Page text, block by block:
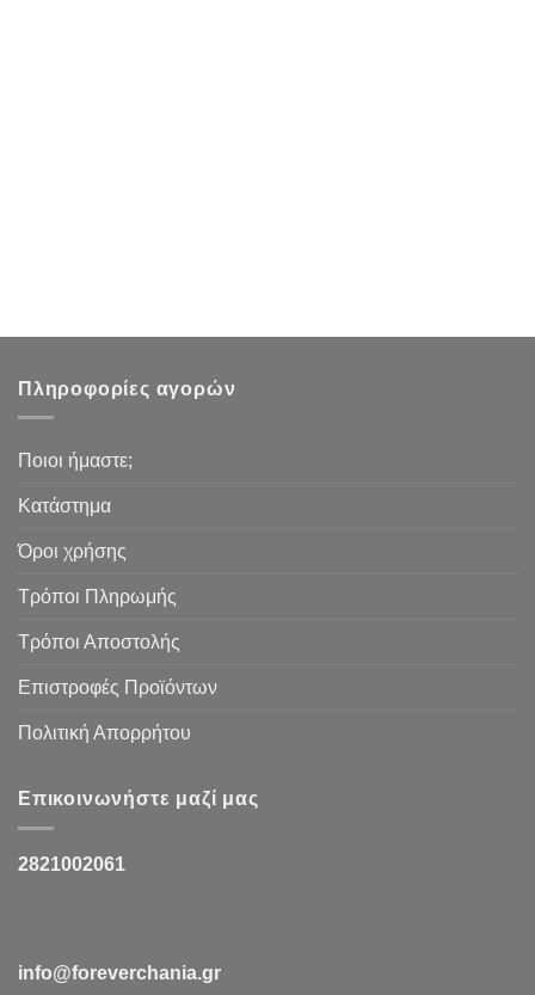
Πληροφορίες αγορών
Ποιοι ήμαστε;
Κατάστημα
Όροι χρήσης
Τρόποι Πληρωμής
Τρόποι Αποστολής
Επιστροφές Προϊόντων
Πολιτική Απορρήτου
Επικοινωνήστε μαζί μας
2821002061
info@foreverchania.gr